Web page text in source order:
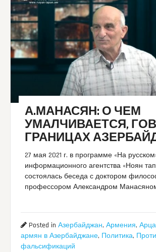
А.МАНАСЯН: О ЧЕМ
УМАЛЧИВАЕТСЯ,
ГРАНИЦАХ
27 мая 2021 г. в программе «На
информационного агентства «Ноян
состоялась беседа с доктором
профессором Александром
Posted inАзербайджан,Армения,
армян в Азербайджане, Политика,
фальсификаций